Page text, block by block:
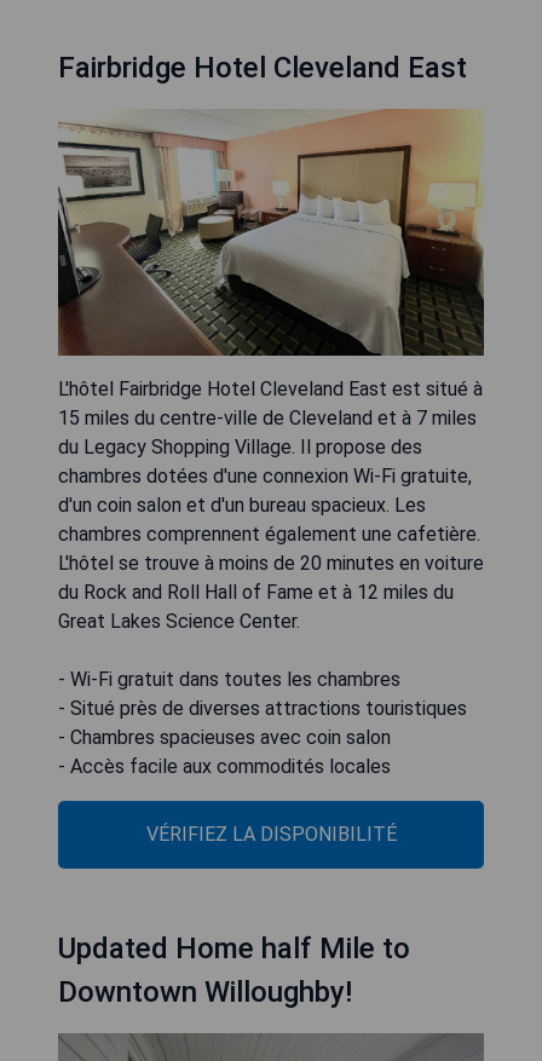
Fairbridge Hotel Cleveland East
L'hôtel Fairbridge Hotel Cleveland East est situé à
15 miles du centre-ville de Cleveland et à 7 miles
du Legacy Shopping Village. Il propose des
chambres dotées d'une connexion Wi-Fi gratuite,
d'un coin salon et d'un bureau spacieux. Les
chambres comprennent également une cafetière.
L'hôtel se trouve à moins de 20 minutes en voiture
du Rock and Roll Hall of Fame et à 12 miles du
Great Lakes Science Center.
- Wi-Fi gratuit dans toutes les chambres
- Situé près de diverses attractions touristiques
- Chambres spacieuses avec coin salon
- Accès facile aux commodités locales
VÉRIFIEZ LA DISPONIBILITÉ
Updated Home half Mile to
Downtown Willoughby!